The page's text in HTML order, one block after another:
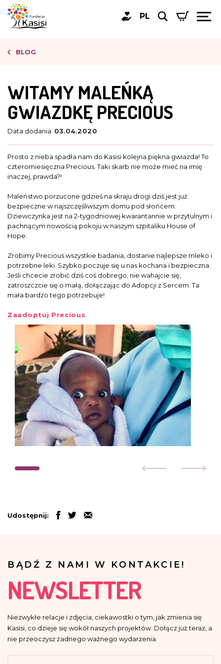
PL
BLOG
WITAMY MALEŃKĄ
GWIAZDKĘ PRECIOUS
Data dodania: 03.04.2020
Prosto z nieba spadła nam do Kasisi kolejna piękna gwiazda! To
czteromiesięczna Precious. Taki skarb nie może mieć na imię
inaczej, prawda?!
Maleństwo porzucone gdzieś na skraju drogi dziś jest już
bezpieczne w najszczęśliwszym domu pod słońcem.
Dziewczynka jest na 2-tygodniowej kwarantannie w przytulnym i
pachnącym nowością pokoju w naszym szpitaliku House of
Hope.
Zrobimy Precious wszystkie badania, dostanie najlepsze mleko i
potrzebne leki. Szybko poczuje się u nas kochana i bezpieczna.
Jeśli chcecie zrobić dziś coś dobrego, nie wahajcie się,
zatroszczcie się o małą, dołączając do Adopcji z Sercem. Ta
mała bardzo tego potrzebuje!
Zaadoptuj Precious
Udostępnij:
BĄDŹ Z NAMI W KONTAKCIE!
NEWSLETTER
Niezwykłe relacje i zdjęcia, ciekawostki o tym, jak zmienia się
Kasisi, co dzieje się wokół naszych projektów. Dołącz już teraz, a
nie przeoczysz żadnego ważnego wydarzenia.